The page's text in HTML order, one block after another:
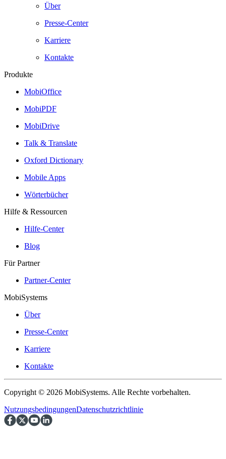
Über
Presse-Center
Karriere
Kontakte
Produkte
MobiOffice
MobiPDF
MobiDrive
Talk & Translate
Oxford Dictionary
Mobile Apps
Wörterbücher
Hilfe & Ressourcen
Hilfe-Center
Blog
Für Partner
Partner-Center
MobiSystems
Über
Presse-Center
Karriere
Kontakte
Copyright © 2026 MobiSystems. Alle Rechte vorbehalten.
NutzungsbedingungenDatenschutzrichtlinie